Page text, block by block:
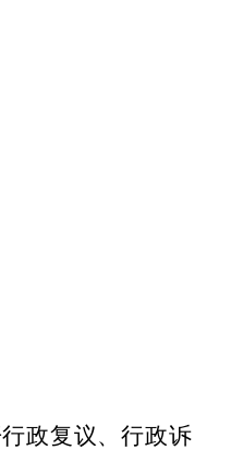
政复议、行政诉